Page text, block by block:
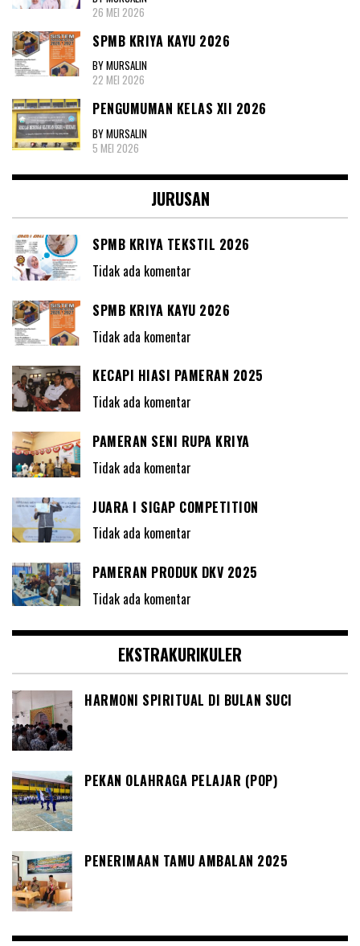
26 MEI 2026
SPMB KRIYA KAYU 2026
BY MURSALIN
22 MEI 2026
PENGUMUMAN KELAS XII 2026
BY MURSALIN
5 MEI 2026
JURUSAN
SPMB KRIYA TEKSTIL 2026
Tidak ada komentar
SPMB KRIYA KAYU 2026
Tidak ada komentar
KECAPI HIASI PAMERAN 2025
Tidak ada komentar
PAMERAN SENI RUPA KRIYA
Tidak ada komentar
JUARA I SIGAP COMPETITION
Tidak ada komentar
PAMERAN PRODUK DKV 2025
Tidak ada komentar
EKSTRAKURIKULER
HARMONI SPIRITUAL DI BULAN SUCI
PEKAN OLAHRAGA PELAJAR (POP)
PENERIMAAN TAMU AMBALAN 2025